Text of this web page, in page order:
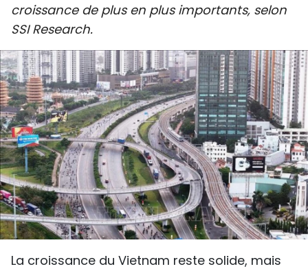
SPORT
PAYS NATAL
INTERNATIONAL
MÉGASTORIE
INFOGRAPHIE
PHOTO
VIDÉO
croissance de plus en plus importants, selon
SSI Research.
La croissance du Vietnam reste solide, mais